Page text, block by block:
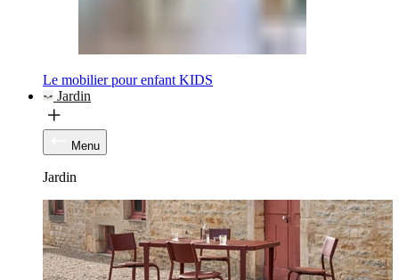
Le mobilier pour enfant KIDS
Jardin
Menu
Jardin